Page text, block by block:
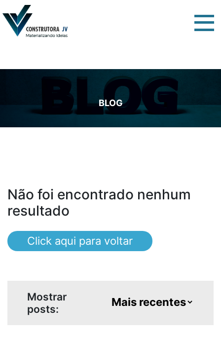
BLOG
Não foi encontrado nenhum
resultado
Click aqui para voltar
Mostrar
posts: